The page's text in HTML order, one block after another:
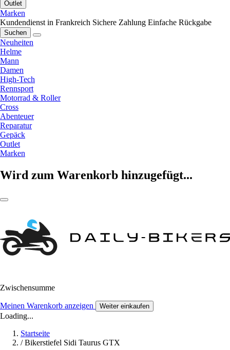
Outlet
Marken
Kundendienst in Frankreich Sichere Zahlung Einfache Rückgabe
Suchen
Neuheiten
Helme
Mann
Damen
High-Tech
Rennsport
Motorrad & Roller
Cross
Abenteuer
Reparatur
Gepäck
Outlet
Marken
Wird zum Warenkorb hinzugefügt...
Zwischensumme
Meinen Warenkorb anzeigen Weiter einkaufen
Loading...
Startseite
/ Bikerstiefel Sidi Taurus GTX